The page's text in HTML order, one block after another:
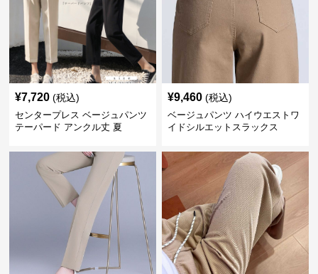
¥7,720 (税込)
センタープレス ベージュパンツ
テーパード アンクル丈 夏
¥9,460 (税込)
ベージュパンツ ハイウエストワ
イドシルエットスラックス